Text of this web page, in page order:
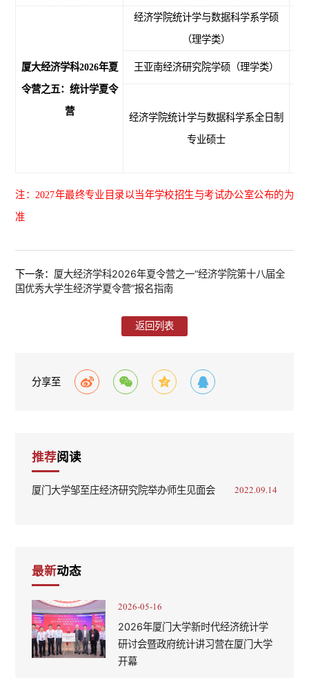
厦大经济学科2026年夏
令营之五：统计学夏令
营
经济学院统计学与数据科学系学硕
（理学类）
王亚南经济研究院学硕（理学类）
经济学院统计学与数据科学系全日制
专业硕士
注：2027年最终专业目录以当年学校招生与考试办公室公布的为
准
下一条： 厦大经济学科2026年夏令营之一“经济学院第十八届全
国优秀大学生经济学夏令营”报名指南
返回列表
分享至
推荐阅读
厦门大学邹至庄经济研究院举办师生见面会 2022.09.14
最新动态
2026-05-16
2026年厦门大学新时代经济统计学
研讨会暨政府统计讲习营在厦门大学
开幕